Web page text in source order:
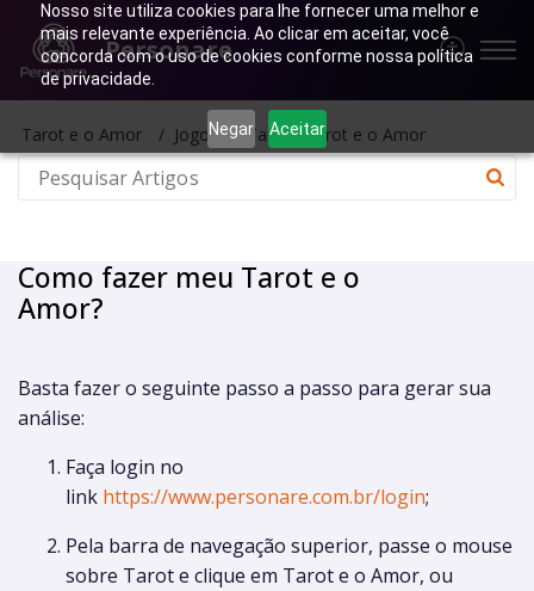
Nosso site utiliza cookies para lhe fornecer uma melhor e
mais relevante experiência. Ao clicar em aceitar, você
concorda com o uso de cookies conforme nossa política
de privacidade.
Negar Aceitar
Personare
Tarot e o Amor Jogos de Tarot - Tarot e o Amor
Como fazer meu Tarot e o
Amor?
Basta fazer o seguinte passo a passo para gerar sua
análise:
Faça login no
link https://www.personare.com.br/login;
Pela barra de navegação superior, passe o mouse
sobre Tarot e clique em Tarot e o Amor, ou